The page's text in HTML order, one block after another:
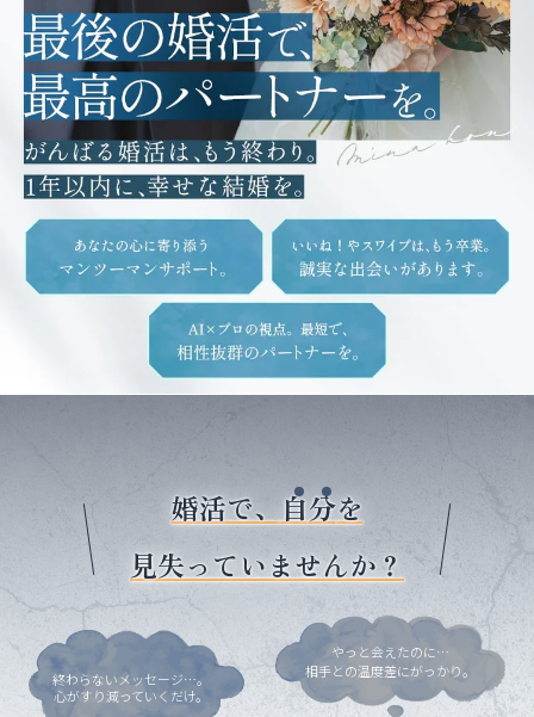
婚活で、 自分を
見失っていませんか？
終わらないメッセージ…。
心がすり減っていくだけ。
やっと会えたのに…
相手との温度差にがっかり。